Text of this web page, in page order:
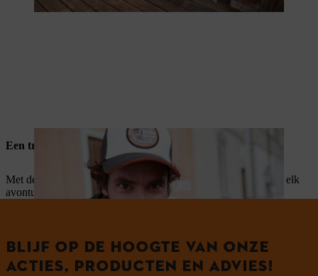
Een trendy STIHL fanshop product
Met de trendy STIHL fanshop producten ben je uitgerust voor elk
avontuur. Er zijn verschillende producten die je kan winnen.
BLIJF OP DE HOOGTE VAN ONZE
ACTIES, PRODUCTEN EN ADVIES!